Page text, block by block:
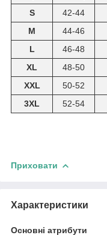
S
42-44
M
44-46
L
46-48
XL
48-50
XXL
50-52
3XL
52-54
Приховати
Характеристики
Основні атрибути